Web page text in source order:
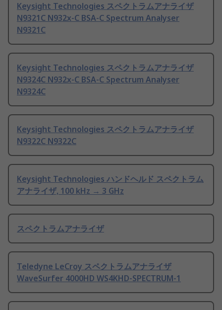
Keysight Technologies スペクトラムアナライザ
N9321C N932x-C BSA-C Spectrum Analyser
N9321C
Keysight Technologies スペクトラムアナライザ
N9324C N932x-C BSA-C Spectrum Analyser
N9324C
Keysight Technologies スペクトラムアナライザ
N9322C N9322C
Keysight Technologies ハンドヘルド スペクトラム
アナライザ, 100 kHz → 3 GHz
スペクトラムアナライザ
Teledyne LeCroy スペクトラムアナライザ
WaveSurfer 4000HD WS4KHD-SPECTRUM-1